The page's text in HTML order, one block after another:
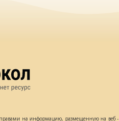
правами на информацию, размещенную на веб -